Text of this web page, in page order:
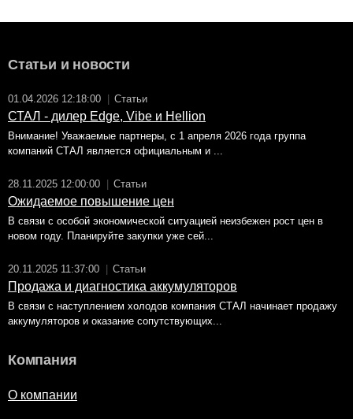
Статьи и новости
01.04.2026 12:18:00 Статьи
СТАЛ - дилер Edge, Vibe и Hellion
Внимание! Уважаемые партнеры, с 1 апреля 2026 года группа
компаний СТАЛ является официальным и ...
28.11.2025 12:00:00 Статьи
Ожидаемое повышение цен
В связи с особой экономической ситуацией неизбежен рост цен в
новом году. Планируйте закупки уже сей...
20.11.2025 11:37:00 Статьи
Продажа и диагностика аккумуляторов
В связи с наступлением холодов компания СТАЛ начинает продажу
аккумуляторов и оказание сопутствующих...
Компания
О компании